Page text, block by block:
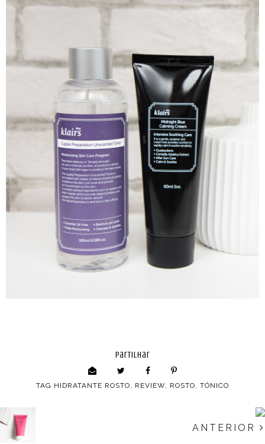
partilhar
TAG HIDRATANTE ROSTO REVIEW ROSTO TÓNICO
ANTERIOR